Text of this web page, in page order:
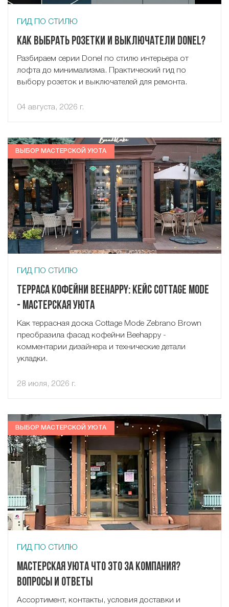
ГИД ПО СТИЛЮ
Как выбрать розетки и выключатели Donel?
Разбираем серии Donel по стилю интерьера от
лофта до минимализма. Практический гид по
выбору розеток и выключателей для ремонта.
04 августа, 2026 г.
ВЫБОР МАСТЕРСКОЙ УЮТА
ГИД ПО СТИЛЮ
Терраса кофейни Beehappy: кейс Cottage Mode
- Мастерская Уюта
Как террасная доска Cottage Mode Zebrano Brown
преобразила фасад кофейни Beehappy -
комментарии дизайнера и технические детали
укладки.
28 июля, 2026 г.
ВЫБОР МАСТЕРСКОЙ УЮТА
ГИД ПО СТИЛЮ
Мастерская Уюта что это за компания?
Вопросы и ответы
Ассортимент, контакты, условия доставки и